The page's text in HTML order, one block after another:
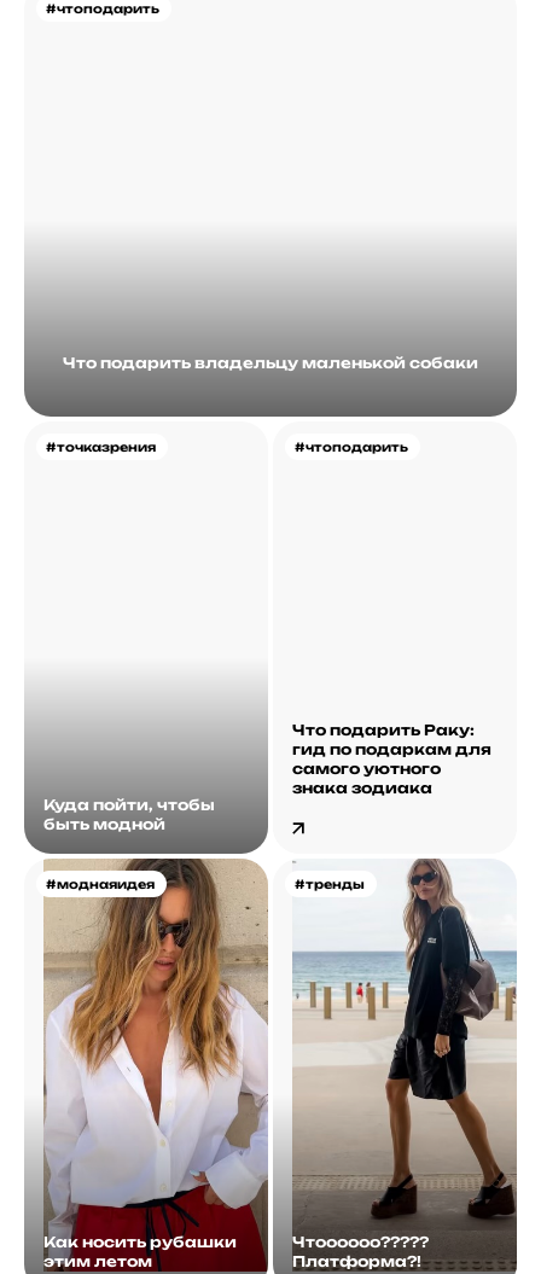
#чтоподарить
Что подарить владельцу маленькой собаки
#точказрения
Куда пойти, чтобы
быть модной
#чтоподарить
Что подарить Раку:
гид по подаркам для
самого уютного
знака зодиака
#моднаяидея
Как носить рубашки
этим летом
#тренды
Чтоооооо?????
Платформа?!